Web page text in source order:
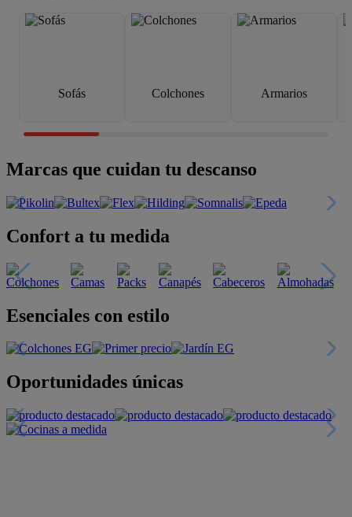
Sofás Colchones Armarios
Marcas que cuidan tu descanso
Confort a tu medida
Esenciales con estilo
Oportunidades únicas